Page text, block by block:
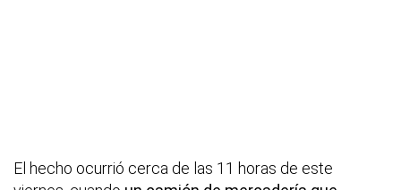
El hecho ocurrió cerca de las 11 horas de este